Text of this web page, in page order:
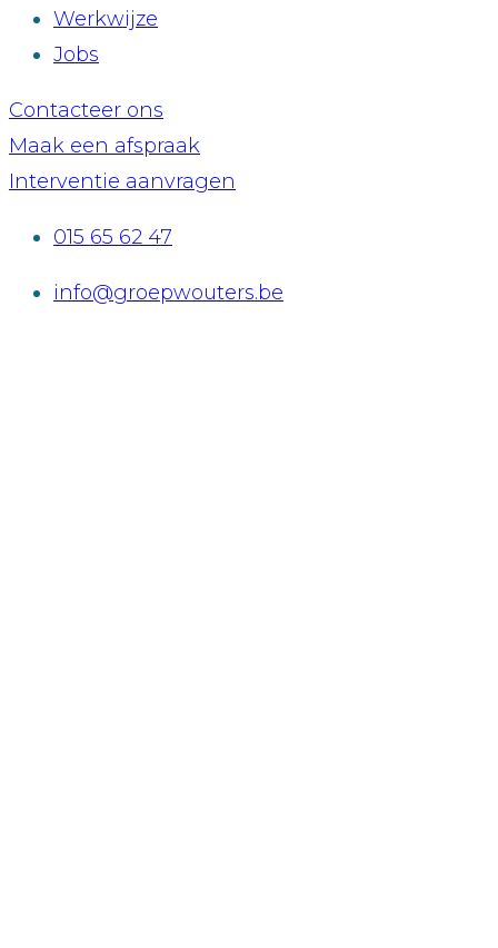
Werkwijze
Jobs
Contacteer ons
Maak een afspraak
Interventie aanvragen
015 65 62 47
info@groepwouters.be